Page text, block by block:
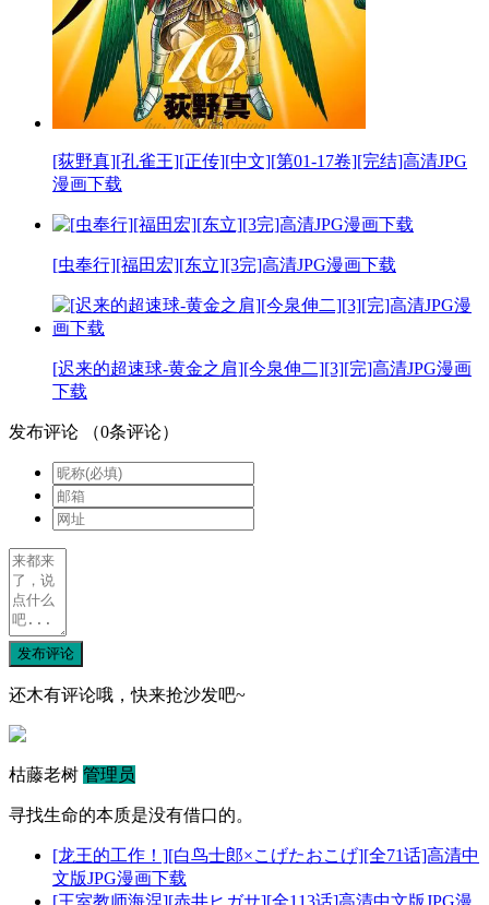
[荻野真][孔雀王][正传][中文][第01-17卷][完结]高清JPG
漫画下载
[虫奉行][福田宏][东立][3完]高清JPG漫画下载
[迟来的超速球-黄金之肩][今泉伸二][3][完]高清JPG漫画
下载
发布评论 （0条评论）
发布评论
还木有评论哦，快来抢沙发吧~
枯藤老树 管理员
寻找生命的本质是没有借口的。
[龙王的工作！][白鸟士郎×こげたおこげ][全71话]高清中
文版JPG漫画下载
[王室教师海涅][赤井ヒガサ][全113话]高清中文版JPG漫